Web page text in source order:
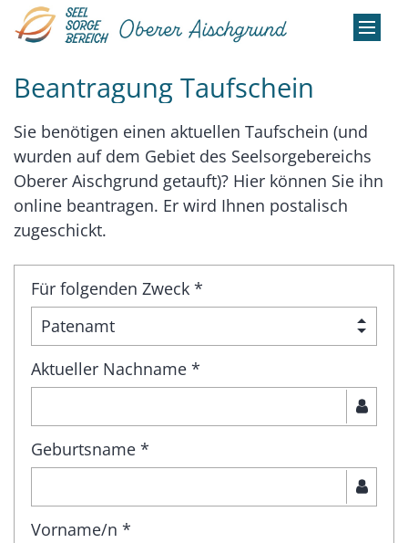
Zum Inhalt springen
Beantragung Taufschein
Sie benötigen einen aktuellen Taufschein (und
wurden auf dem Gebiet des Seelsorgebereichs
Oberer Aischgrund getauft)? Hier können Sie ihn
online beantragen. Er wird Ihnen postalisch
zugeschickt.
Für folgenden Zweck *
Aktueller Nachname *
Geburtsname *
Vorname/n *